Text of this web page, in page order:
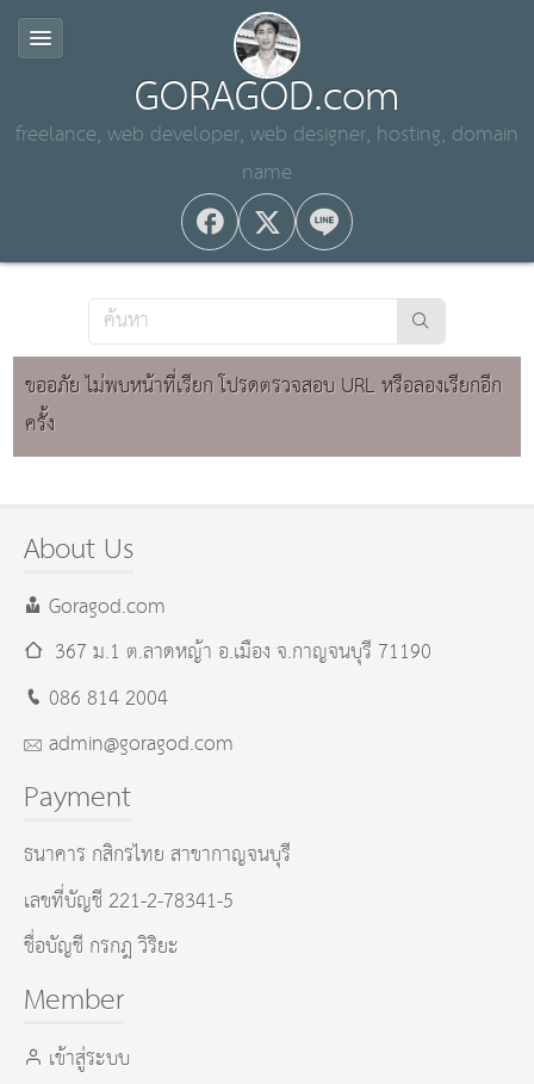
GORAGOD.com
freelance, web developer, web designer, hosting, domain
name
ขออภัย ไม่พบหน้าที่เรียก โปรดตรวจสอบ URL หรือลองเรียกอีก
ครั้ง
About Us
Goragod.com
367 ม.1 ต.ลาดหญ้า อ.เมืองจ.กาญจนบุรี 71190
086 814 2004
admin@goragod.com
Payment
ธนาคาร กสิกรไทย สาขากาญจนบุรี
เลขที่บัญชี 221-2-78341-5
ชื่อบัญชี กรกฎ วิริยะ
Member
เข้าสู่ระบบ